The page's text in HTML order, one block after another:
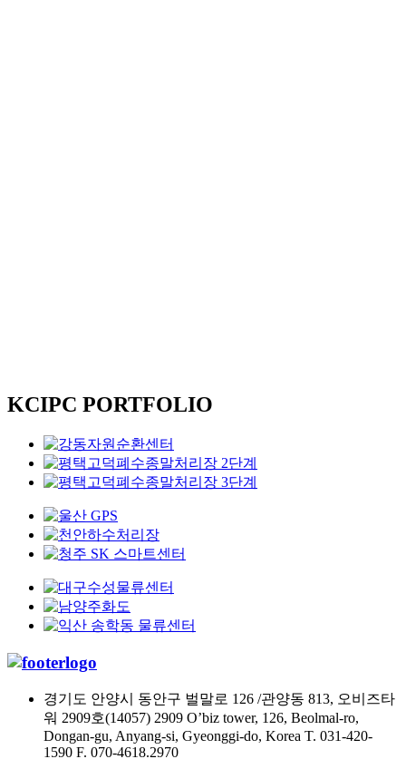
KCIPC PORTFOLIO
경기도 안양시 동안구 벌말로 126 /관양동 813, 오비즈타
워 2909호(14057) 2909 O’biz tower, 126, Beolmal-ro,
Dongan-gu, Anyang-si, Gyeonggi-do, Korea T. 031-420-
1590 F. 070-4618.2970